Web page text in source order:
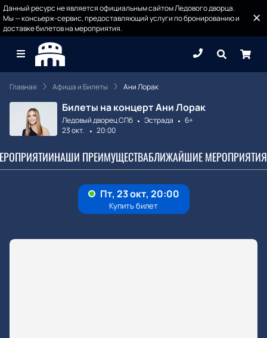
Данный ресурс не является официальным сайтом Ледового дворца.
Мы — консьерж-сервис, предоставляющий услуги по бронированию и
доставке билетов на мероприятия.
Главная Афиша и Билеты Ани Лорак
Билеты на концерт Ани Лорак
Ледовый дворец СПб Эстрада
6+
23 окт.
20:00
НАШИ ПРЕИМУЩЕСТВАБЛИЖАЙШИЕ МЕРОПРИЯТИЯ